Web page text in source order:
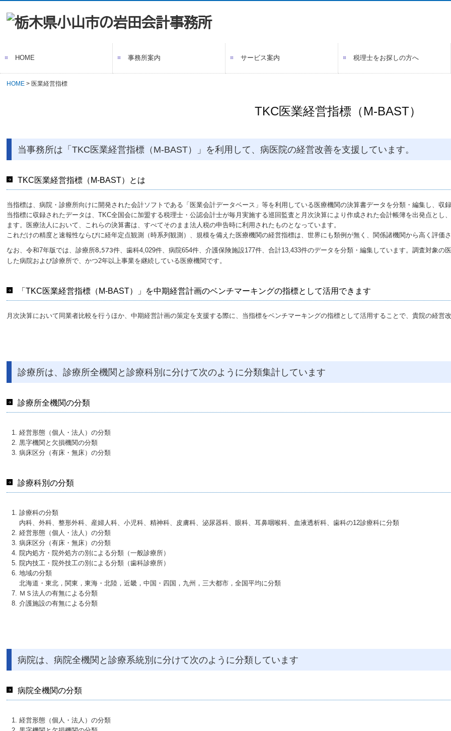
HOME 事務所案内 サービス案内 税理士をお探しの方へ
HOME 医業経営指標
TKC医業経営指標（M-BAST）
当事務所は「TKC医業経営指標（M-BAST）」を利用して、病医院の経営改善を支援しています。
TKC医業経営指標（M-BAST）とは
当指標は、病院・診療所向けに開発された会計ソフトである「医業会計データベース」等を利用している医療機関の決算書データを分類・編集し、収
当指標に収録されたデータは、TKC全国会に加盟する税理士・公認会計士が毎月実施する巡回監査と月次決算により作成された会計帳簿を出発点と
ます。医療法人において、これらの決算書は、すべてそのまま法人税の申告時に利用されたものとなっています。
これだけの精度と速報性ならびに経年定点観測（時系列観測）、規模を備えた医療機関の経営指標は、世界にも類例が無く、関係諸機関から高く評価
なお、令和7年版では、診療所8,573件、歯科4,029件、病院654件、介護保険施設177件、合計13,433件のデータを分類・編集しています。調査対象
した病院および診療所で、かつ2年以上事業を継続している医療機関です。
「TKC医業経営指標（M-BAST）」を中期経営計画のベンチマーキングの指標として活用できます
月次決算において同業者比較を行うほか、中期経営計画の策定を支援する際に、当指標をベンチマーキングの指標として活用することで、貴院の経営
診療所は、診療所全機関と診療科別に分けて次のように分類集計しています
診療所全機関の分類
経営形態（個人・法人）の分類
黒字機関と欠損機関の分類
病床区分（有床・無床）の分類
診療科別の分類
診療科の分類
内科、外科、整形外科、産婦人科、小児科、精神科、皮膚科、泌尿器科、眼科、耳鼻咽喉科、血液透析科、歯科の12診療科に分類
経営形態（個人・法人）の分類
病床区分（有床・無床）の分類
院内処方・院外処方の別による分類（一般診療所）
院内技工・院外技工の別による分類（歯科診療所）
地域の分類
北海道・東北，関東，東海・北陸，近畿，中国・四国，九州，三大都市，全国平均に分類
ＭＳ法人の有無による分類
介護施設の有無による分類
病院は、病院全機関と診療系統別に分けて次のように分類しています
病院全機関の分類
経営形態（個人・法人）の分類